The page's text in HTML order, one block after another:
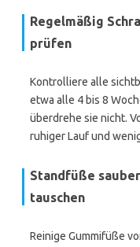
Regelmäßig
prüfen
Kontrolliere alle
etwa alle 4 bis 8
überdrehe sie nicht.
ruhiger Lauf und
Standfüße
tauschen
Reinige Gummifüße